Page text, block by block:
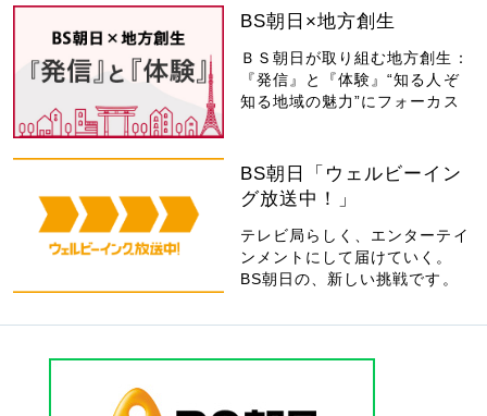
BS朝日×地方創生
ＢＳ朝日が取り組む地方創生：
『発信』と『体験』“知る人ぞ
知る地域の魅力”にフォーカス
BS朝日「ウェルビーイン
グ放送中！」
テレビ局らしく、エンターテイ
ンメントにして届けていく。
BS朝日の、新しい挑戦です。